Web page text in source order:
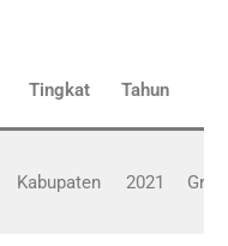
Tingkat Tahun
Kabupaten 2021